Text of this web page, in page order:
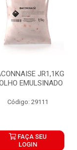
JR1,1KG
EMULSINADO
Código: 29111
FAÇA SEU
LOGIN